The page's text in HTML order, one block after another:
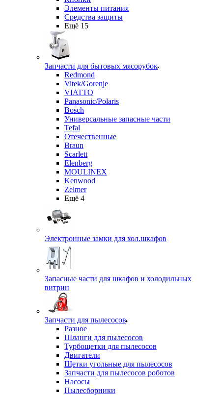
Элементы питания
Средства защиты
Ещё 15
Запчасти для бытовых мясорубок
Redmond
Vitek/Gorenje
VIATTO
Panasonic/Polaris
Bosch
Универсальные запасные части
Tefal
Отечественные
Braun
Scarlett
Elenberg
MOULINEX
Kenwood
Zelmer
Ещё 4
Электронные замки для хол.шкафов
Запасные части для шкафов и холодильных
витрин
Запчасти для пылесосов
Разное
Шланги для пылесосов
Турбощетки для пылесосов
Двигатели
Щетки угольные для пылесосов
Запчасти для пылесосов роботов
Насосы
Пылесборники